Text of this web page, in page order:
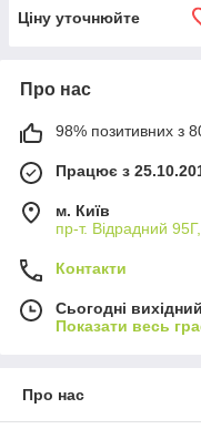
Ціну уточнюйте
Про нас
98% позитивних з 80
Працює з
м. Київ
пр-т. Відрадний
Контакти
Сьогодні вихідний
Показати весь
Про нас